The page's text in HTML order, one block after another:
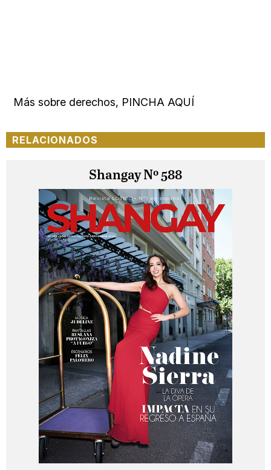
Más sobre derechos, PINCHA AQUÍ
RELACIONADOS
Shangay Nº 588